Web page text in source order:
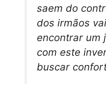
saem do
dos irmãos
encontrar um
com este
buscar